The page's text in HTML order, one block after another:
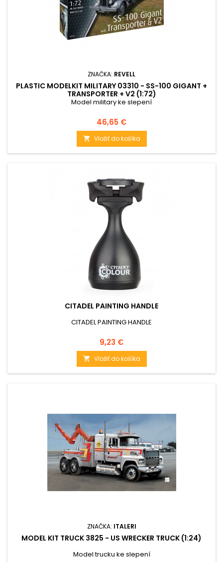
ZNAČKA: REVELL
PLASTIC MODELKIT MILITARY 03310 - SS-100 GIGANT +
TRANSPORTER + V2 (1:72)
Model military ke slepení
Cena
46,65 €
 Vložiť do košíka
CITADEL PAINTING HANDLE
CITADEL PAINTING HANDLE
Cena
9,23 €
 Vložiť do košíka
ZNAČKA: ITALERI
MODEL KIT TRUCK 3825 - US WRECKER TRUCK (1:24)
Model trucku ke slepení